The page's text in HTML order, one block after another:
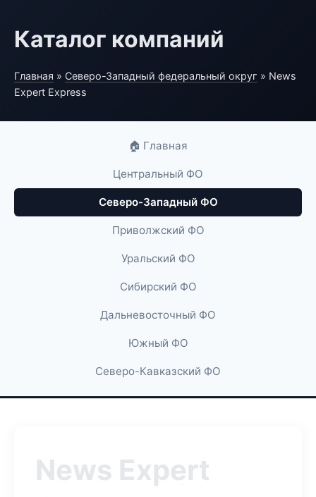
Каталог компаний
Главная » Северо-Западный федеральный округ » News
Expert Express
🏠 Главная
Центральный ФО
Северо-Западный ФО
Приволжский ФО
Уральский ФО
Сибирский ФО
Дальневосточный ФО
Южный ФО
Северо-Кавказский ФО
News Expert